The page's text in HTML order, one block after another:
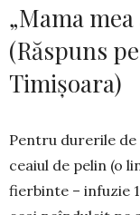
„Mama
(Răspuns
Timișoara)
Pentru durerile
ceaiul de pelin (o
fierbinte – infuzie